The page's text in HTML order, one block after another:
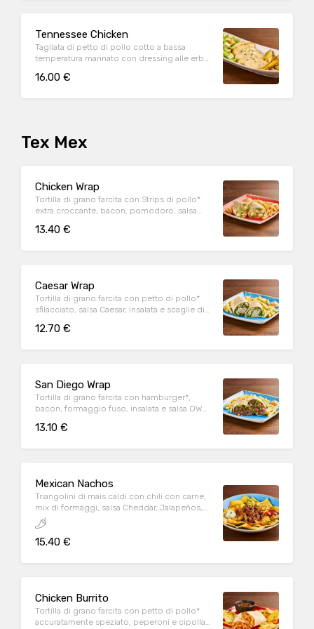
Tennessee Chicken
Tagliata di petto di pollo cotto a bassa
temperatura marinato con dressing alle erbe,
patate al forno
16.00 €
Tex Mex
Chicken Wrap
Tortilla di grano farcita con Strips di pollo*
extra croccante, bacon, pomodoro, salsa
patate* Fries e salsa OWW
13.40 €
Caesar Wrap
Tortilla di grano farcita con petto di pollo*
sfilacciato, salsa Caesar, insalata e scaglie di
patate* Fries e salsa OWW
12.70 €
San Diego Wrap
Tortilla di grano farcita con hamburger*,
bacon, formaggio fuso, insalata e salsa OWW,
13.10 €
Mexican Nachos
Triangolini di mais caldi con chili con carne,
mix di formaggi, salsa Cheddar, Jalapeños,
pomodoro e prezzemolo fresco, serviti con
mix di salse (Guacamole, Messicana e sauce
Cream)
15.40 €
Chicken Burrito
Tortilla di grano farcita con petto di pollo*
accuratamente speziato, peperoni e cipolla